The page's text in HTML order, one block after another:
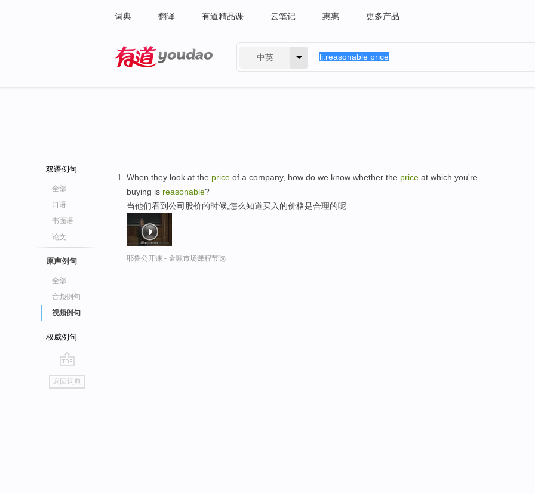
词典 翻译 有道精品课 云笔记 惠惠 更多产品
中英
双语例句
全部
口语
书面语
论文
原声例句
全部
音频例句
视频例句
权威例句
go
top
返回词典
When they look at the price of a company, how do we know whether the price at which you're
buying is reasonable?
当他们看到公司股价的时候,怎么知道买入的价格是合理的呢
耶鲁公开课 - 金融市场课程节选